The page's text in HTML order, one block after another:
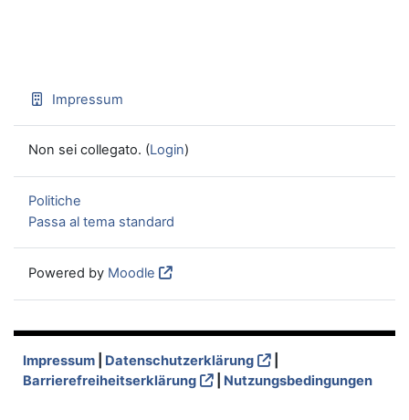
Impressum
Non sei collegato. (Login)
Politiche
Passa al tema standard
Powered by Moodle
Impressum Datenschutzerklärung
Barrierefreiheitserklärung
Nutzungsbedingungen